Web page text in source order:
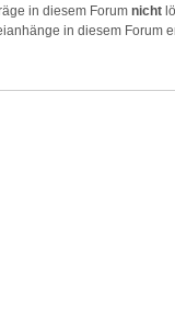
in diesem Forum nicht
in diesem Forum